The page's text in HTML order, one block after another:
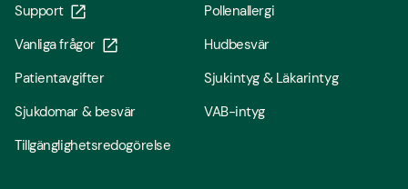
Support
Vanliga frågor
Patientavgifter
Sjukdomar & besvär
Tillgänglighetsredogörelse
Pollenallergi
Hudbesvär
Sjukintyg & Läkarintyg
VAB-intyg